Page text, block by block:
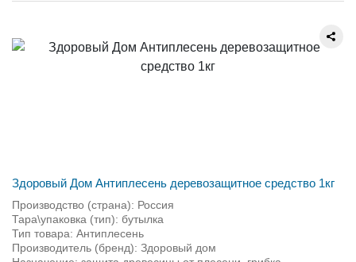
Здоровый Дом Антиплесень деревозащитное средство 1кг
Производство (страна): Россия
Тара\упаковка (тип): бутылка
Тип товара: Антиплесень
Производитель (бренд): Здоровый дом